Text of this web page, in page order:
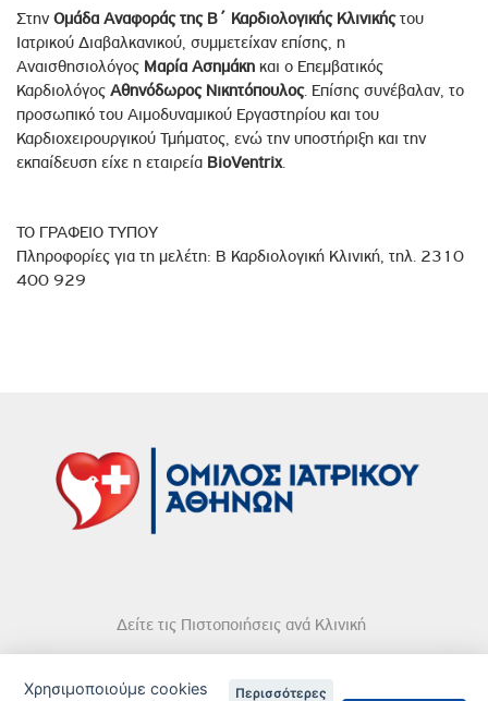
Στην Ομάδα Αναφοράς της Β΄ Καρδιολογικής Κλινικήςτου
Ιατρικού Διαβαλκανικού, συμμετείχαν επίσης, η
Αναισθησιολόγος Μαρία Ασημάκη και ο Επεμβατικός
Καρδιολόγος Αθηνόδωρος Νικητόπουλος. Επίσης συνέβαλαν, το
προσωπικό του Αιμοδυναμικού Εργαστηρίου και του
Καρδιοχειρουργικού Τμήματος, ενώ την υποστήριξη και την
εκπαίδευση είχε η εταιρεία BioVentrix.
ΤΟ ΓΡΑΦΕΙΟ ΤΥΠΟΥ
Πληροφορίες για τη μελέτη: Β Καρδιολογική Κλινική, τηλ. 2310
400 929
Δείτε τις Πιστοποιήσεις ανά Κλινική
Χρησιμοποιούμε cookies
Περισσότερες